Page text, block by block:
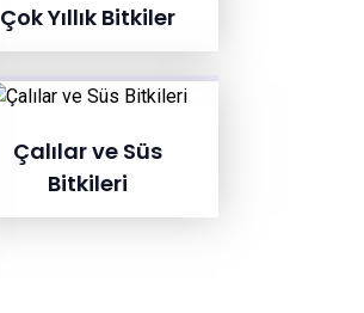
Çok Yıllık Bitkiler
Çalılar ve Süs
Bitkileri